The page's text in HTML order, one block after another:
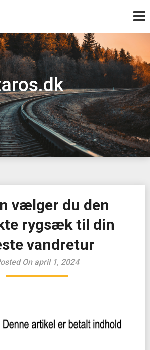
vælger du den
rygsæk til din
vandretur
On april 1, 2024